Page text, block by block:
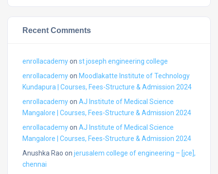
Recent Comments
enrollacademyon st joseph engineering college
enrollacademyon Moodlakatte Institute of Technology
Kundapura | Courses, Fees-Structure & Admission 2024
enrollacademyon AJ Institute of Medical Science
Mangalore | Courses, Fees-Structure & Admission 2024
enrollacademyon AJ Institute of Medical Science
Mangalore | Courses, Fees-Structure & Admission 2024
Anushka Rao on jerusalem college of engineering – [jce],
chennai